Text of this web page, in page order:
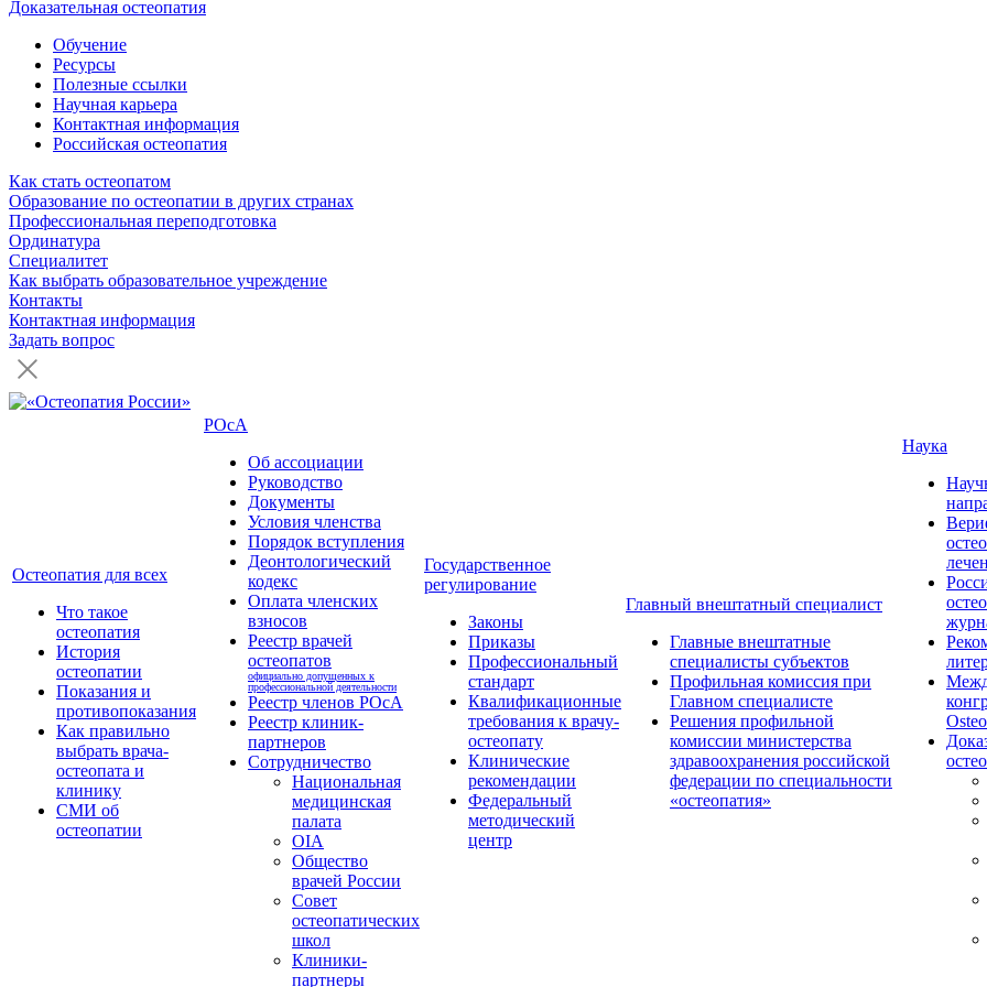
Доказательная остеопатия
Обучение
Ресурсы
Полезные ссылки
Научная карьера
Контактная информация
Российская остеопатия
Как стать остеопатом
Образование по остеопатии в других странах
Профессиональная переподготовка
Ординатура
Специалитет
Как выбрать образовательное учреждение
Контакты
Контактная информация
Задать вопрос
Остеопатия для всех
Что такое
остеопатия
История
остеопатии
Показания и
противопоказания
Как правильно
выбрать врача-
остеопата и
клинику
СМИ об
остеопатии
РОсА
Об ассоциации
Руководство
Документы
Условия членства
Порядок вступления
Деонтологический
кодекс
Оплата членских
взносов
Реестр врачей
остеопатов
официально допущенных к
профессиональной деятельности
Реестр членов РОсА
Реестр клиник-
партнеров
Сотрудничество
Национальная
медицинская
палата
OIA
Общество
врачей России
Совет
остеопатических
школ
Клиники-
партнеры
Государственное
регулирование
Законы
Приказы
Профессиональный
стандарт
Квалификационные
требования к врачу-
остеопату
Клинические
рекомендации
Федеральный
методический
центр
Главный внештатный специалист
Главные внештатные
специалисты субъектов
Профильная комиссия при
Главном специалисте
Решения профильной
комиссии министерства
здравоохранения российской
федерации по специальности
«остеопатия»
Наука